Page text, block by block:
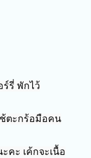
ร์รี่ พักไว้
ช้ตะกร้อมือคน
คะ เค้กจะเนื้อ